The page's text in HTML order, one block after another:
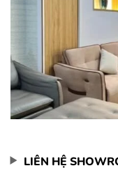
LIÊN HỆ